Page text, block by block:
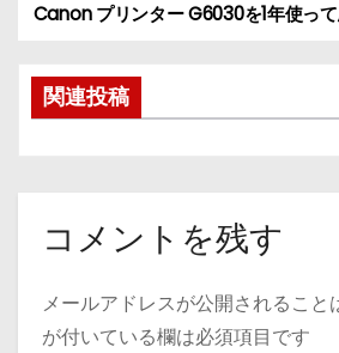
投
稿
ナ
ゲ
シ
Canon プリンター G6030を1年使っ
関連投稿
コメントを残す
メールアドレスが公開されること
が付いている欄は必須項目です